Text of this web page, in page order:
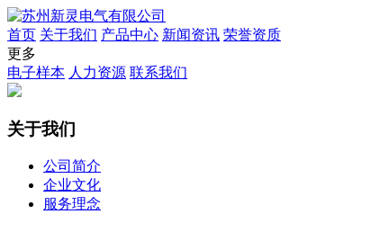
首页 关于我们 产品中心 新闻资讯 荣誉资质
更多
电子样本 人力资源 联系我们
关于我们
公司简介
企业文化
服务理念